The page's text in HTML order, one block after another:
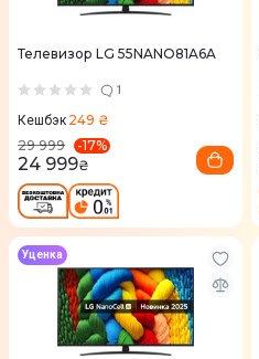
Телевизор LG 55NANO81A6A
1
Кешбэк 249 ₴
29 999
-17%
24 999₴
Уценка